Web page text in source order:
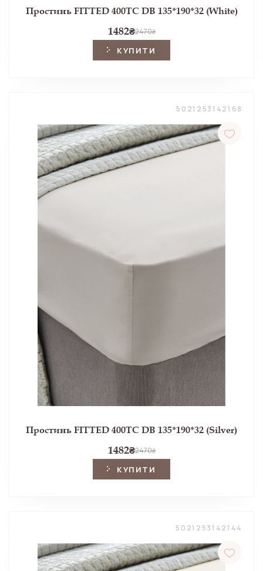
Простинь FITTED 400TC DB 135*190*32 (White)
1482₴2470₴
КУПИТИ
5021253142168
Простинь FITTED 400TC DB 135*190*32 (Silver)
1482₴2470₴
КУПИТИ
5021253142144